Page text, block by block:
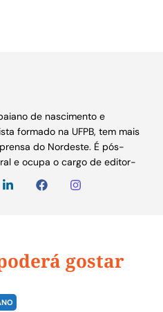
de nascimento e
formado na UFPB, tem mais
do Nordeste. É pós-
e ocupa o cargo de editor-
gostar